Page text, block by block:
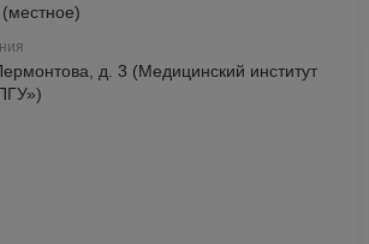
д. 3 (Медицинский институт